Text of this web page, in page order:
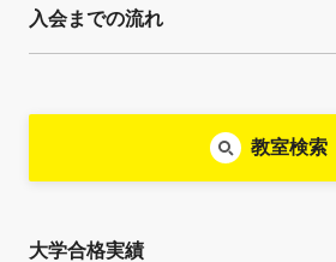
入会までの流れ
教室検索
大学合格実績